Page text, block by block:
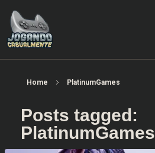
Home PlatinumGames
Posts tagged:
PlatinumGames